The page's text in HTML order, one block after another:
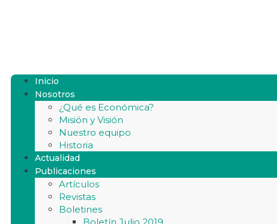
Inicio
Nosotros
¿Qué es Económica?
Misión y Visión
Nuestro equipo
Historia
Actualidad
Publicaciones
Artículos
Revistas
Boletines